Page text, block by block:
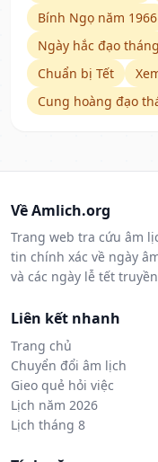
Bính Ngọ năm 1966
Ngày hắc đạo
Chuẩn bị Tết
Cung hoàng đạo
Về Amlich.org
Trang web tra cứu âm
tin chính xác về ngày
và các ngày lễ tết
Liên kết nhanh
Trang chủ
Chuyển đổi âm lịch
Gieo quẻ hỏi việc
Lịch năm 2026
Lịch tháng 8